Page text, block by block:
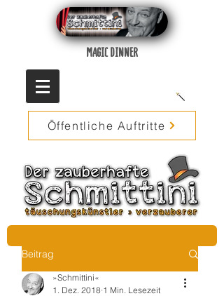
MAGIC DINNER
Öffentliche Auftritte
Beitrag
»Schmittini«
1. Dez. 2018 1 Min. Lesezeit